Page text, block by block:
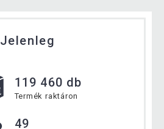
Jelenleg
119 460 db
Termék raktáron
49